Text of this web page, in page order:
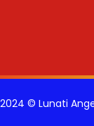
2024 © Lunati